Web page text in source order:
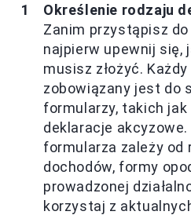
Określenie rodzaju
Zanim przystąpisz
najpierw upewnij się,
musisz złożyć.
zobowiązany jest do
formularzy, takich jak
deklaracje
formularza zależy od
dochodów, formy
prowadzonej
korzystaj z